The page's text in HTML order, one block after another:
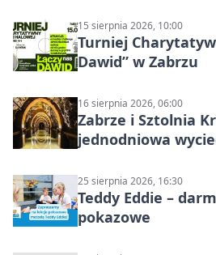
15 sierpnia 2026, 10:00
Turniej
Dawid” w Zabrzu
16 sierpnia 2026, 06:00
Zabrze i Sztolnia
jednodniowa
miasta
25 sierpnia 2026, 16:30
Teddy Eddie –
pokazowe